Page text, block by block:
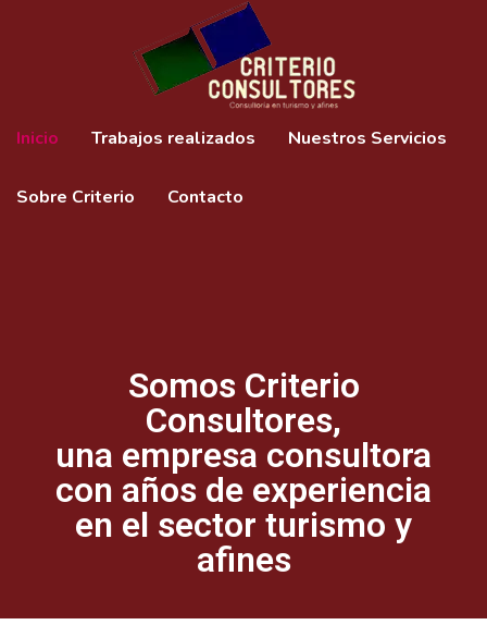
Inicio Trabajos realizados Nuestros Servicios
Sobre Criterio Contacto
Somos Criterio
Consultores,
una empresa consultora
con años de experiencia
en el sector turismo y
afines